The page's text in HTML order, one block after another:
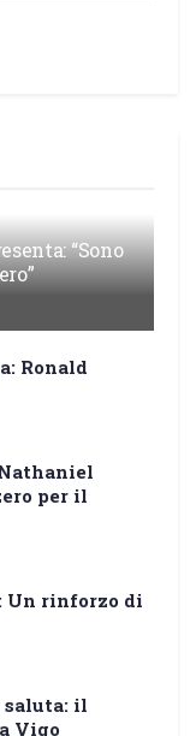
“Sono
Ronald
per il
Un rinforzo di
saluta: il
Vigo